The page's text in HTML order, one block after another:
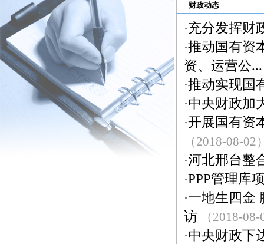
财政动态
·充分发挥财
·推动国有资
资、运营公...
·推动实现国
·中央财政加
·开展国有资
（2018-08-02
·河北邢台整
·PPP管理库
·一地生四金
访
（2018-
·中央财政下